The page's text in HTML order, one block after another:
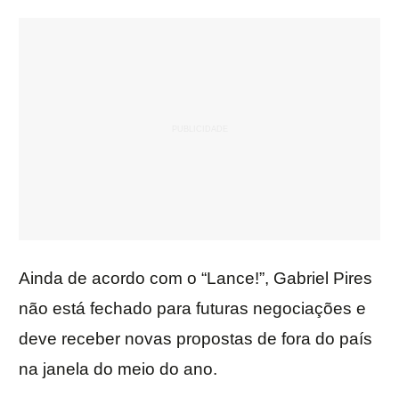
Ainda de acordo com o “Lance!”, Gabriel Pires
não está fechado para futuras negociações e
deve receber novas propostas de fora do país
na janela do meio do ano.